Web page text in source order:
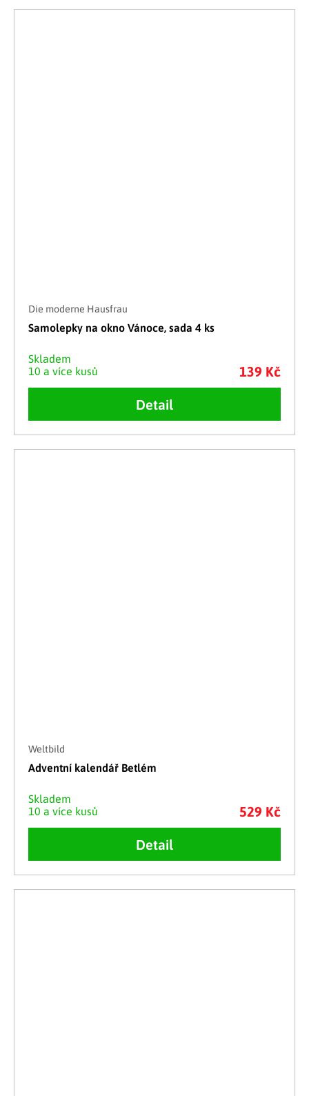
Die moderne Hausfrau
Samolepky na okno Vánoce, sada 4 ks
Skladem
10 a více kusů
139 Kč
Detail
Weltbild
Adventní kalendář Betlém
Skladem
10 a více kusů
529 Kč
Detail